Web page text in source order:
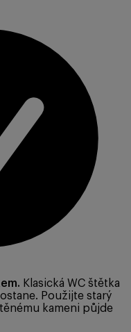
Klasická WC štětka
Použijte starý
kameni půjde